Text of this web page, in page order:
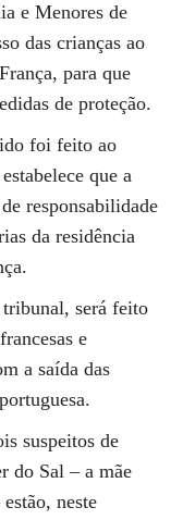
e Menores de
das crianças ao
para que
de proteção.
foi feito ao
que a
responsabilidade
da residência
tribunal, será feito
e
a saída das
suspeitos de
do Sal – a mãe
neste